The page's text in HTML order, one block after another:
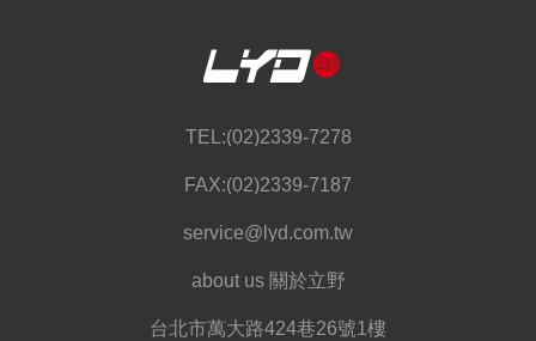
TEL:(02)2339-7278
FAX:(02)2339-7187
service@lyd.com.tw
about us 關於立野
台北市萬大路424巷26號1樓